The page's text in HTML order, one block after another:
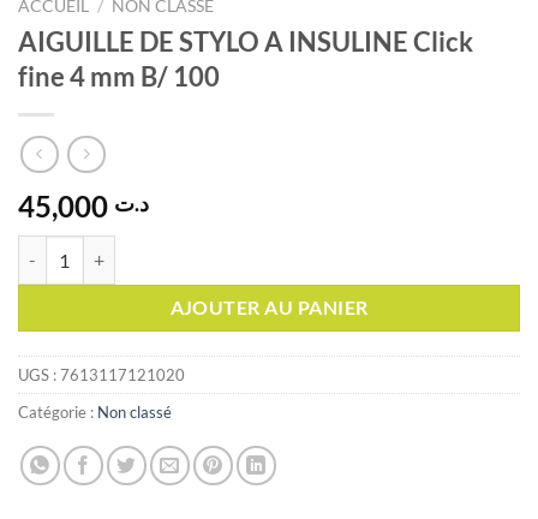
ACCUEIL / NON CLASSÉ
AIGUILLE DE STYLO A INSULINE Click
fine 4 mm B/ 100
د.ت
AJOUTER AU PANIER
UGS :7613117121020
Catégorie : Non classé